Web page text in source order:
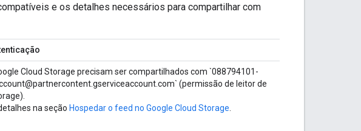
e os detalhes necessários para compartilhar com
Cloud Storage precisam ser compartilhados com `088794101-
(permissão de leitor de
na seção Hospedar o feed no Google Cloud Storage